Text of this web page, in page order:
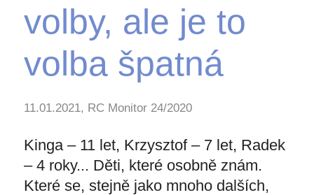
volby, ale je to
volba špatná
11.01.2021, RC Monitor 24/2020
Kinga – 11 let, Krzysztof – 7 let, Radek
– 4 roky... Děti, které osobně znám.
Které se, stejně jako mnoho dalších,